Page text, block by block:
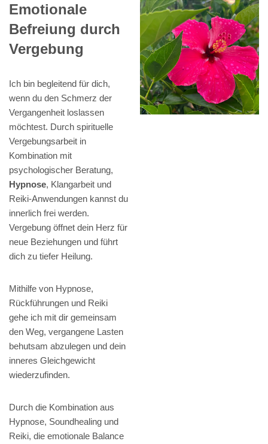
Emotionale
Befreiung durch
Vergebung
Ich bin begleitend für dich,
wenn du den Schmerz der
Vergangenheit loslassen
möchtest. Durch spirituelle
Vergebungsarbeit in
Kombination mit
psychologischer Beratung,
Hypnose, Klangarbeit und
Reiki-Anwendungen kannst du
innerlich frei werden.
Vergebung öffnet dein Herz für
neue Beziehungen und führt
dich zu tiefer Heilung.
Mithilfe von Hypnose,
Rückführungen und Reiki
gehe ich mit dir gemeinsam
den Weg, vergangene Lasten
behutsam abzulegen und dein
inneres Gleichgewicht
wiederzufinden.
Durch die Kombination aus
Hypnose, Soundhealing und
Reiki, die emotionale Balance